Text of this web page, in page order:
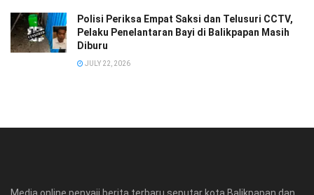
Polisi Periksa Empat Saksi dan Telusuri CCTV,
Pelaku Penelantaran Bayi di Balikpapan Masih
Diburu
JULY 22, 2026
Media online penyaji berita terbaru seputar kota Balikpapan dan